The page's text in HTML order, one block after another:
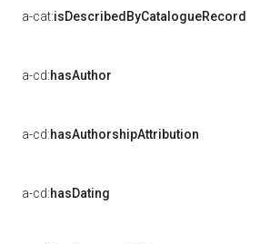
a-cat:isDescribedByCatalogueRecord
a-cd:hasAuthor
a-cd:hasAuthorshipAttribution
a-cd:hasDating